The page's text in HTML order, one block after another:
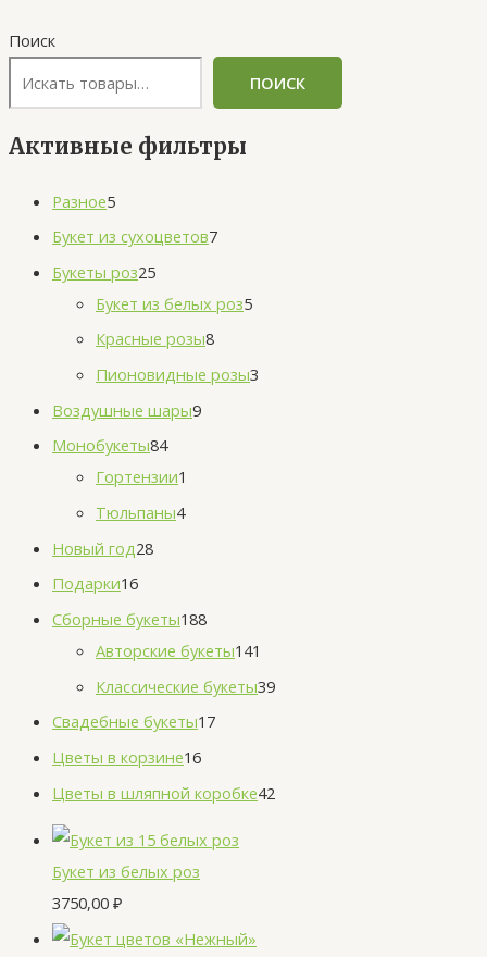
Поиск
ПОИСК
Активные фильтры
Разное5
Букет из сухоцветов7
Букеты роз25
Букет из белых роз5
Красные розы8
Пионовидные розы3
Воздушные шары9
Монобукеты84
Гортензии1
Тюльпаны4
Новый год28
Подарки16
Сборные букеты188
Авторские букеты141
Классические букеты39
Свадебные букеты17
Цветы в корзине16
Цветы в шляпной коробке42
Букет из белых роз
3750,00 ₽